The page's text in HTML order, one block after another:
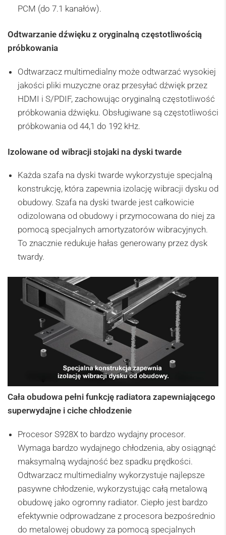
PCM (do 7.1 kanałów).
Odtwarzanie dźwięku z oryginalną częstotliwością
próbkowania
Odtwarzacz multimedialny może odtwarzać wysokiej
jakości pliki muzyczne oraz przesyłać dźwięk przez
HDMI i S/PDIF, zachowując oryginalną częstotliwość
próbkowania dźwięku. Obsługiwane są częstotliwości
próbkowania od 44,1 do 192 kHz.
Izolowane od wibracji stojaki na dyski twarde
Każda szafa na dyski twarde wykorzystuje specjalną
konstrukcję, która zapewnia izolację wibracji dysku od
obudowy. Szafa na dyski twarde jest całkowicie
odizolowana od obudowy i przymocowana do niej za
pomocą specjalnych amortyzatorów wibracyjnych.
To znacznie redukuje hałas generowany przez dysk
twardy.
Cała obudowa pełni funkcję radiatora zapewniającego
superwydajne i ciche chłodzenie
Procesor S928X to bardzo wydajny procesor.
Wymaga bardzo wydajnego chłodzenia, aby osiągnąć
maksymalną wydajność bez spadku prędkości.
Odtwarzacz multimedialny wykorzystuje najlepsze
pasywne chłodzenie, wykorzystując całą metalową
obudowę jako ogromny radiator. Ciepło jest bardzo
efektywnie odprowadzane z procesora bezpośrednio
do metalowej obudowy za pomocą specjalnych